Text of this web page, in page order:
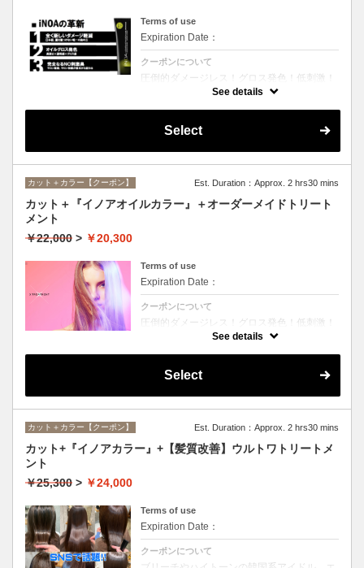
Terms of use
Expiration Date：
クーポンについて
圧倒的ダメージレス！グロス発色！低刺激！
匂いも残らない！全く新しい処方のイノアオ
イルカラーのセットメニュー☆シャンプー、
ブロー込み。※リタッチカラーの場合は
See details
Select
カット＋カラー【クーポン】 Est. Duration：Approx. 2 hrs30 mins
カット＋『イノアオイルカラー』＋オーダーメイドトリート
メント
￥22,000 > ￥20,300
Terms of use
Expiration Date：
クーポンについて
圧倒的ダメージレス！グロス発色！低刺激！
匂いも残らない！全く新しい処方のイノアオ
イルカラーのセットメニュー☆シャンプー、
ブロー込み。※リタッチカラーの場合は
See details
Select
カット＋カラー【クーポン】 Est. Duration：Approx. 2 hrs30 mins
カット+『イノアカラー』+【髪質改善】ウルトワトリートメ
ント
￥25,300 > ￥24,000
Terms of use
Expiration Date：
クーポンについて